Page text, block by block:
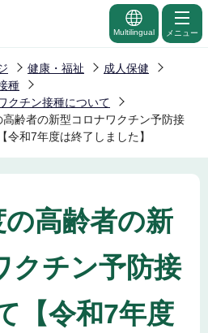
Multilingual メニュー
健康・福祉
成人保健
種
クチン接種について
齢者の新型コロナワクチン予防接
令和7年度は終了しました】
高齢者の新
クチン予防接
【令和7年度